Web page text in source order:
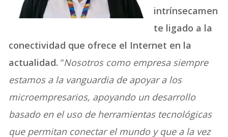
intrínsecamen
te ligado a la
conectividad que ofrece el Internet en la
actualidad. “Nosotros como empresa siempre
estamos a la vanguardia de apoyar a los
microempresarios, apoyando un desarrollo
basado en el uso de herramientas tecnológicas
que permitan conectar el mundo y que a la vez